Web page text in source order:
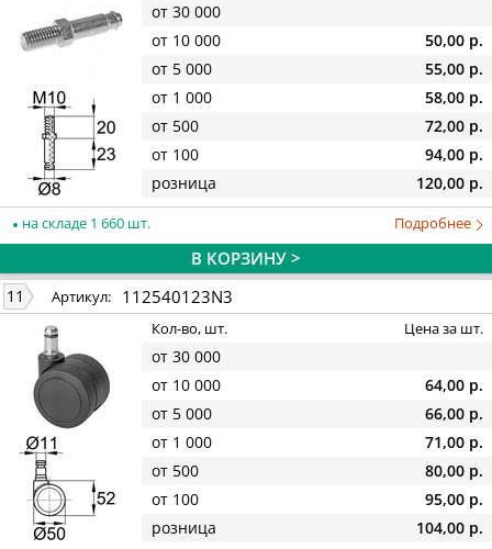
от 30 000
от 10 000
50,00 р.
от 5 000
55,00 р.
от 1 000
58,00 р.
от 500
72,00 р.
от 100
94,00 р.
розница
120,00 р.
на складе 1 660 шт. Подробнее
В КОРЗИНУ >
11 Артикул: 112540123N3
Кол-во, шт. Цена за шт.
от 30 000
от 10 000
64,00 р.
от 5 000
66,00 р.
от 1 000
71,00 р.
от 500
80,00 р.
от 100
95,00 р.
розница
104,00 р.